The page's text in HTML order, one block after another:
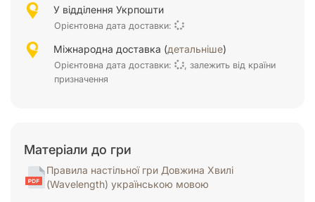
У відділення Укрпошти
Орієнтовна дата доставки:
Міжнародна доставка (детальніше)
Орієнтовна дата доставки:
, залежить від країни
призначення
Матеріали до гри
Правила настільної гри Довжина Хвилі
(Wavelength) українською мовою